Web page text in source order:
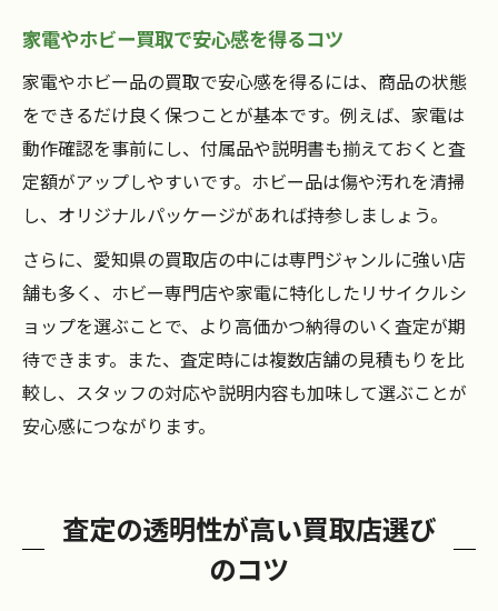
家電やホビー買取で安心感を得るコツ
家電やホビー品の買取で安心感を得るには、商品の状態
をできるだけ良く保つことが基本です。例えば、家電は
動作確認を事前にし、付属品や説明書も揃えておくと査
定額がアップしやすいです。ホビー品は傷や汚れを清掃
し、オリジナルパッケージがあれば持参しましょう。
さらに、愛知県の買取店の中には専門ジャンルに強い店
舗も多く、ホビー専門店や家電に特化したリサイクルシ
ョップを選ぶことで、より高価かつ納得のいく査定が期
待できます。また、査定時には複数店舗の見積もりを比
較し、スタッフの対応や説明内容も加味して選ぶことが
安心感につながります。
査定の透明性が高い買取店選び
のコツ